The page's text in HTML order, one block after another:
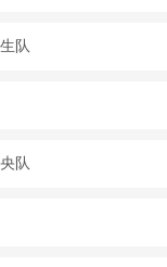
队
队